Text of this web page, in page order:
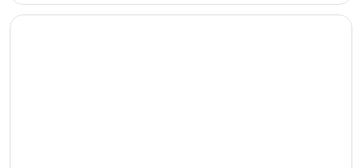
notamment des gamelles pour l'eau et la nourriture.
S’ouvre dans une nouvelle fenêtre
Hotel Turin Palace